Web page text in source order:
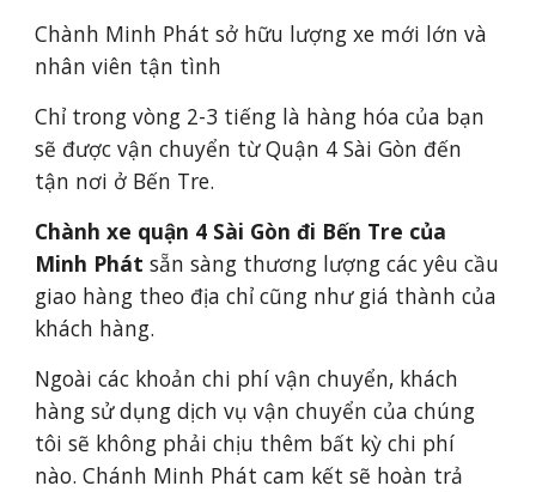
Chành Minh Phát sở hữu lượng xe mới lớn và
nhân viên tận tình
Chỉ trong vòng 2-3 tiếng là hàng hóa của bạn
sẽ được vận chuyển từ Quận 4 Sài Gòn đến
tận nơi ở Bến Tre.
Chành xe quận 4 Sài Gòn đi Bến Tre của
Minh Phát sẵn sàng thương lượng các yêu cầu
giao hàng theo địa chỉ cũng như giá thành của
khách hàng.
Ngoài các khoản chi phí vận chuyển, khách
hàng sử dụng dịch vụ vận chuyển của chúng
tôi sẽ không phải chịu thêm bất kỳ chi phí
nào. Chánh Minh Phát cam kết sẽ hoàn trả